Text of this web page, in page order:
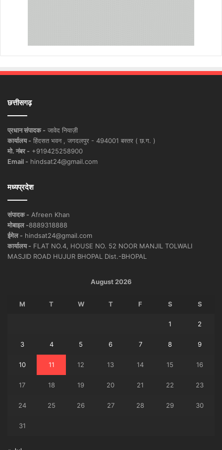
छत्तीसगढ़
प्रधान संपादक - जावेद नियाज़ी
कार्यालय - हिंदसत भवन , जगदलपुर - 494001 बस्तर ( छ.ग. )
मो. नंबर - +919425258900
Email - hindsat24@gmail.com
मध्यप्रदेश
संपादक - Afreen Khan
मोबाइल -8889318888
ईमेल - hindsat24@gmail.com
कार्यालय - FLAT NO.4, HOUSE NO. 52 NOOR MANJIL TOLWALI
MASJID ROAD HUJUR BHOPAL Dist.-BHOPAL
August 2026
M T W T F S S
1 2
3 4 5 6 7 8 9
10 11 12 13 14 15 16
17 18 19 20 21 22 23
24 25 26 27 28 29 30
31